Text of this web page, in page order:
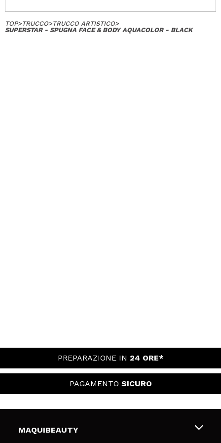
TOP>TRUCCO>TRUCCO ARTISTICO>
SUPERSTAR - SPUGNA FACE & BODY AQUACOLOR - BLACK
PREPARAZIONE IN 24 ORE*
PAGAMENTO SICURO
MAQUIBEAUTY